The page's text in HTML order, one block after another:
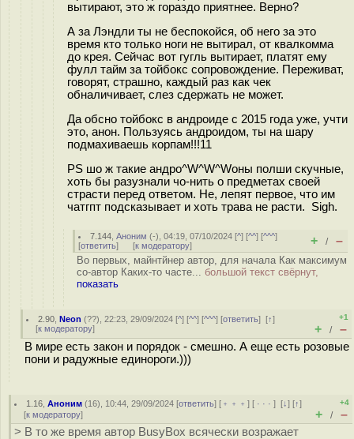
вытирают, это ж гораздо приятнее. Верно?
А за Лэндли ты не беспокойся, об него за это
время кто только ноги не вытирал, от квалкомма
до крея. Сейчас вот гугль вытирает, платят ему
фулл тайм за тойбокс сопровождение. Переживат,
говорят, страшно, каждый раз как чек
обналичивает, слез сдержать не может.
Да обсно тойбокс в андроиде с 2015 года уже, учти
это, анон. Пользуясь андроидом, ты на шару
подмахиваешь корпам!!!11
PS шо ж такие андро^W^W^Wоны полши скучные,
хоть бы разузнали чо-нить о предметах своей
страсти перед ответом. Не, лепят первое, что им
чатгпт подсказывает и хоть трава не расти. Sigh.
7.144 ,Аноним (-), 04:19, 07/10/2024 [^] [^^] [^^^]
[ответить] [к модератору] + / –
Во первых, майнтйнер автор, для начала Как максимум
со-автор Каких-то часте... большой текст свёрнут,
показать
2.90 ,Neon (??), 22:23, 29/09/2024 [^] [^^] [^^^] [ответить][↑]
[к модератору]
+1
+ / –
В мире есть закон и порядок - смешно. А еще есть розовые
пони и радужные единороги.)))
1.16 ,Аноним (16), 10:44, 29/09/2024 [ответить] [ ﹢﹢﹢] [ · · ·][↓] [↑]
[к модератору]
+4
+ / –
> В то же время автор BusyBox всячески возражает